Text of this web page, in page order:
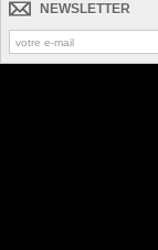
NEWSLETTER